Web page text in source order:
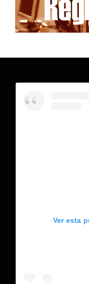
Ver esta